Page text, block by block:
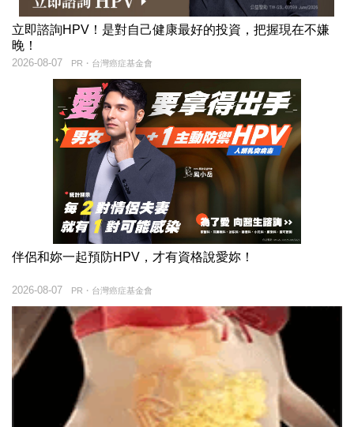
立即諮詢HPV！是對自己健康最好的投資，把握現在不嫌
晚！
PR・台灣癌症基金會
2026-08-07
伴侶和妳一起預防HPV，才有資格說愛妳！
PR・台灣癌症基金會
2026-08-07